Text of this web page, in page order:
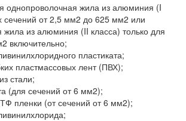
однопроволочная жила из алюминия (I
сечений от 2,5 мм2 до 625 мм2 или
жила из алюминия (II класса) только для
включительно;
пластиката;
пластмассовых лент (ПВХ);
стали;
(для сечений от 6 мм2);
пленки (от сечений от 6 мм2);